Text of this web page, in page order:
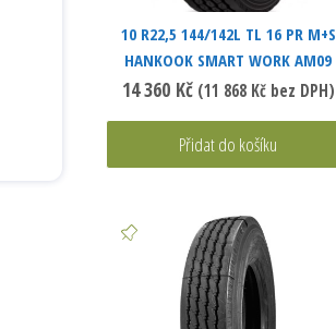
10 R22,5 144/142L TL 16 PR M+S
HANKOOK SMART WORK AM09
14 360 Kč (11 868 Kčbez DPH)
Přidat do košíku